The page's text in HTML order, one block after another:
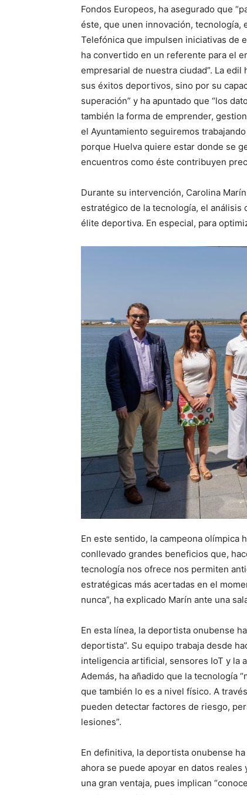
Fondos Europeos, ha asegurado que
éste, que unen innovación, tecnología,
Telefónica que impulsen iniciativas de
ha convertido en un referente para el
empresarial de nuestra ciudad”. La
sus éxitos deportivos, sino por su
superación” y ha apuntado que “los
también la forma de emprender,
el Ayuntamiento seguiremos
porque Huelva quiere estar donde se
encuentros como éste contribuyen
Durante su intervención, Carolina
estratégico de la tecnología, el análisis
élite deportiva. En especial, para
En este sentido, la campeona olímpica
conllevado grandes beneficios que,
tecnología nos ofrece nos permiten
estratégicas más acertadas en el
nunca”, ha explicado Marín ante una
En esta línea, la deportista onubense
deportista”. Su equipo trabaja desde
inteligencia artificial, sensores IoT y la
Además, ha añadido que la tecnología
que también lo es a nivel físico. A
pueden detectar factores de riesgo,
lesiones”.
En definitiva, la deportista onubense
ahora se puede apoyar en datos
una gran ventaja, pues implican